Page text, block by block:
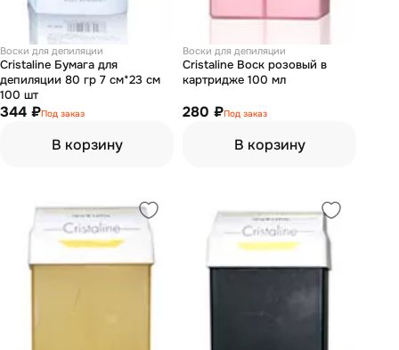
Воски для депиляции
Cristaline Бумага для
депиляции 80 гр 7 см*23 см
100 шт
344 ₽Под заказ
В корзину
Воски для депиляции
Cristaline Воск розовый в
картридже 100 мл
280 ₽Под заказ
В корзину